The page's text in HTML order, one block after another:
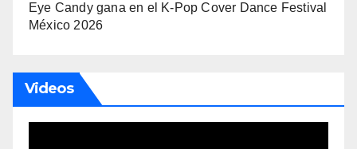
Eye Candy gana en el K-Pop Cover Dance Festival
México 2026
Videos